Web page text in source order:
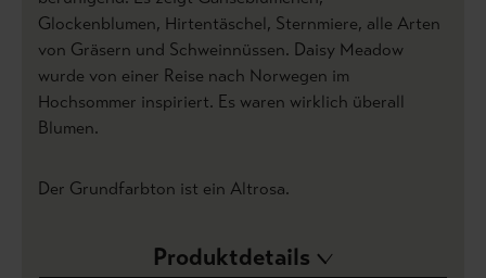
Glockenblumen, Hirtentäschel, Sternmiere, alle Arten
von Gräsern und Schweinnüssen. Daisy Meadow
wurde von einer Reise nach Norwegen im
Hochsommer inspiriert. Es waren wirklich überall
Blumen.
Der Grundfarbton ist ein Altrosa.
Produktdetails